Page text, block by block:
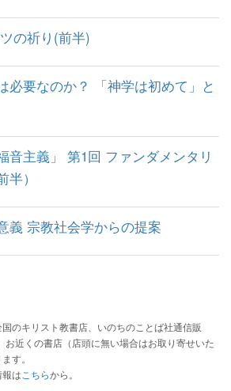
の祈り(前半)
必要なのか？ 「神学は初めて」と
音主義」 第1回 ファンダメンタリ
）
義 宗教社会学からの提案
のキリスト教書店、いのちのことば社通信販
お近くの書店（店頭に無い場合はお取り寄せいた
す。
は こちらから。